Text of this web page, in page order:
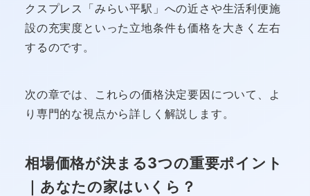
クスプレス「みらい平駅」への近さや生活利便施
設の充実度といった立地条件も価格を大きく左右
するのです。
次の章では、これらの価格決定要因について、よ
り専門的な視点から詳しく解説します。
相場価格が決まる3つの重要ポイント
｜あなたの家はいくら？